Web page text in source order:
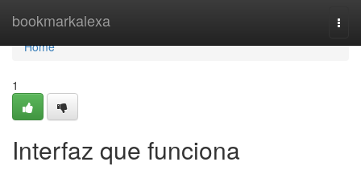
bookmarkalexa
Home
Home
1
Interfaz que funciona